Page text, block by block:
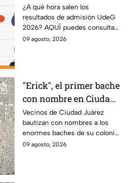
publica los resultados
de admisión 2026 y
AQUÍ puedes
consultarlos
¿A qué hora salen los
resultados de admisión UdeG
2026? AQUÍ puedes consultar
el dictamen este lunes 10 de
09 agosto, 2026
"Erick", el primer bache
con nombre en Ciudad
Juárez
Vecinos de Ciudad Juárez
bautizan con nombres a los
enormes baches de su colonia
como protesta ante la falta de
09 agosto, 2026